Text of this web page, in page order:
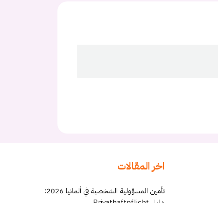
اخر المقالات
تأمين المسؤولية الشخصية في ألمانيا 2026: